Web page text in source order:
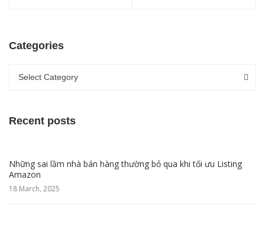
Categories
Select Category
Recent posts
Những sai lầm nhà bán hàng thường bỏ qua khi tối ưu Listing
Amazon
18 March, 2025